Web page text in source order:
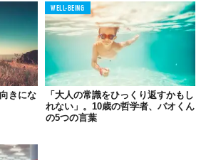
04.
穴を通して世界を見て、自分自身の
ある。
きにな
WELL-BEING
「大人の常識をひっくり返すかもし
れない」。10歳の哲学者、バオくん
の5つの言葉